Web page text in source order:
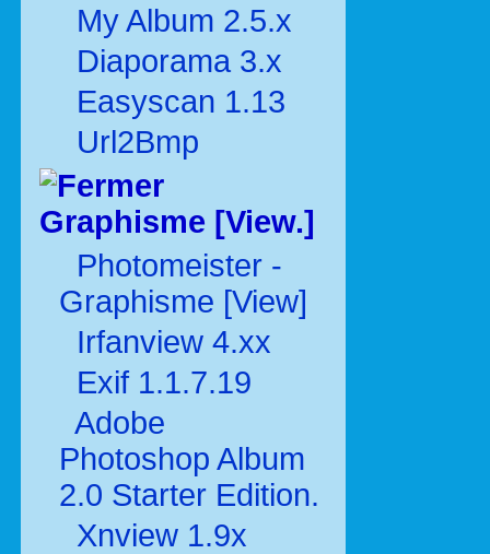
My Album 2.5.x
Diaporama 3.x
Easyscan 1.13
Url2Bmp
Graphisme [View.]
Photomeister -
Graphisme [View]
Irfanview 4.xx
Exif 1.1.7.19
Adobe
Photoshop Album
2.0 Starter Edition.
Xnview 1.9x